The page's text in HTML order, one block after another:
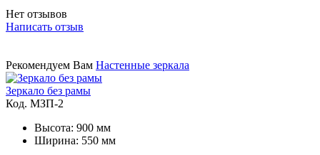
Нет отзывов
Написать отзыв
Рекомендуем Вам Настенные зеркала
Зеркало без рамы
Код. MЗП-2
Высота: 900 мм
Ширина: 550 мм